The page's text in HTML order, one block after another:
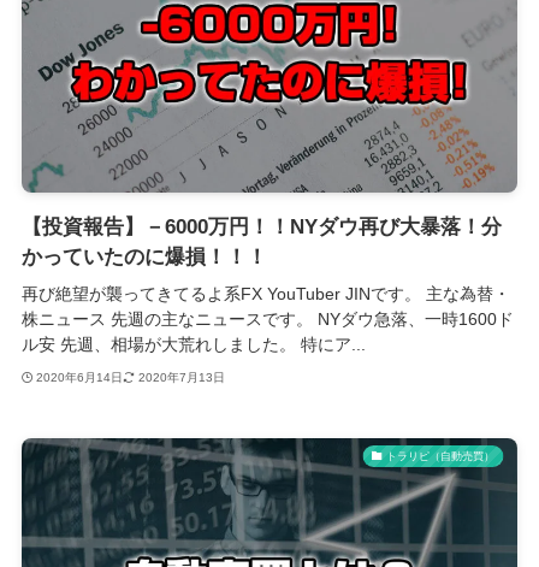
【投資報告】－6000万円！！NYダウ再び大暴落！分
かっていたのに爆損！！！
再び絶望が襲ってきてるよ系FX YouTuber JINです。 主な為替・
株ニュース 先週の主なニュースです。 NYダウ急落、一時1600ド
ル安 先週、相場が大荒れしました。 特にア...
2020年6月14日 2020年7月13日
トラリピ（自動売買）